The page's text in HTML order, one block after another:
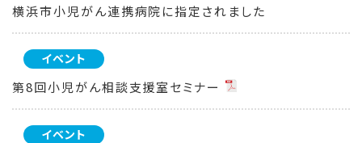
横浜市小児がん連携病院に指定されました
イベント
第8回小児がん相談支援室セミナー
イベント